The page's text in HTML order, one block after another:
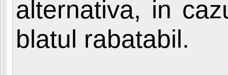
alternativa, in
blatul rabatabil.